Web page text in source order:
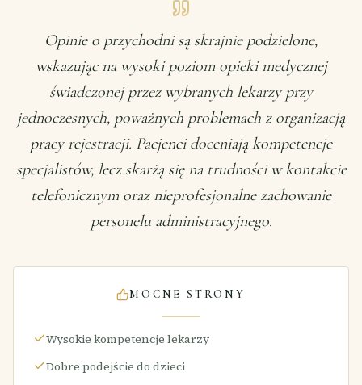
Opinie o przychodni są skrajnie podzielone,
wskazując na wysoki poziom opieki medycznej
świadczonej przez wybranych lekarzy przy
jednoczesnych, poważnych problemach z organizacją
pracy rejestracji. Pacjenci doceniają kompetencje
specjalistów, lecz skarżą się na trudności w kontakcie
telefonicznym oraz nieprofesjonalne zachowanie
personelu administracyjnego.
MOCNE STRONY
Wysokie kompetencje lekarzy
Dobre podejście do dzieci